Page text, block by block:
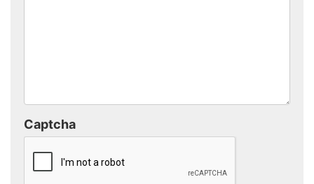
Captcha